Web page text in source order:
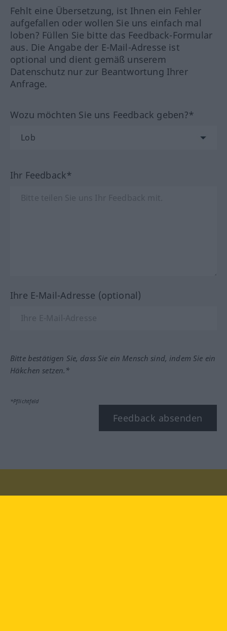
Fehlt eine Übersetzung, ist Ihnen ein Fehler
aufgefallen oder wollen Sie uns einfach mal
loben? Füllen Sie bitte das Feedback-Formular
aus. Die Angabe der E-Mail-Adresse ist
optional und dient gemäß unserem
Datenschutz nur zur Beantwortung Ihrer
Anfrage.
Wozu möchten Sie uns Feedback geben?*
Ihr Feedback*
Ihre E-Mail-Adresse (optional)
Bitte bestätigen Sie, dass Sie ein Mensch sind, indem Sie ein
Häkchen setzen.*
*Pflichtfeld
Feedback absenden